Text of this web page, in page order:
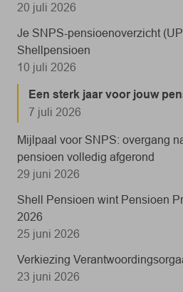
20 juli 2026
Je SNPS-pensioenoverzicht
Shellpensioen
10 juli 2026
Een sterk jaar voor jouw
7 juli 2026
Mijlpaal voor SNPS: overgang
pensioen volledig afgerond
29 juni 2026
Shell Pensioen wint Pensioen
2026
25 juni 2026
Verkiezing
23 juni 2026